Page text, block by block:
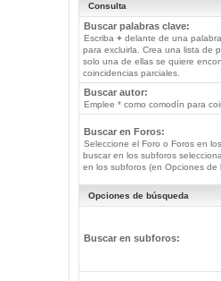
Consulta
Buscar palabras clave:
Escriba +delante de una
para excluirla. Crea una lista de
solo una de ellas se quiere
coincidencias parciales.
Buscar autor:
Emplee * como comodín para
Buscar en Foros:
Seleccione el Foro o Foros en
buscar en los subforos
en los subforos (en Opciones de
Opciones de búsqueda
Buscar en subforos: